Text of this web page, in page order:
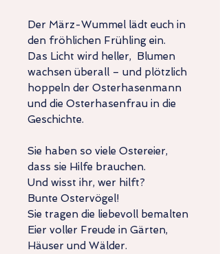
Der März-Wummel lädt euch in
den fröhlichen Frühling ein.
Das Licht wird heller, Blumen
wachsen überall – und plötzlich
hoppeln der Osterhasenmann
und die Osterhasenfrau in die
Geschichte.
Sie haben so viele Ostereier,
dass sie Hilfe brauchen.
Und wisst ihr, wer hilft?
Bunte Ostervögel!
Sie tragen die liebevoll bemalten
Eier voller Freude in Gärten,
Häuser und Wälder.